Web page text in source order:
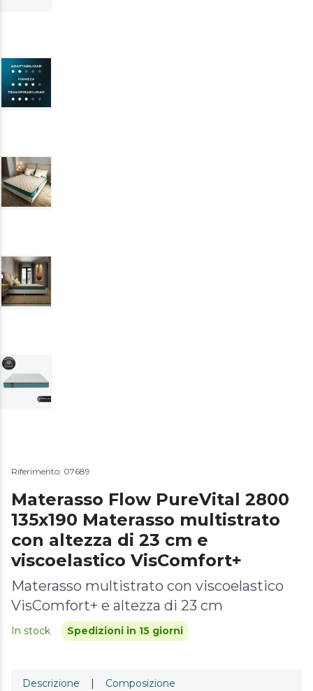
Riferimento: 07689
Materasso Flow PureVital 2800
135x190 Materasso multistrato
con altezza di 23 cm e
viscoelastico VisComfort+
Materasso multistrato con viscoelastico
VisComfort+ e altezza di 23 cm
In stock Spedizioni in 15 giorni
Descrizione | Composizione